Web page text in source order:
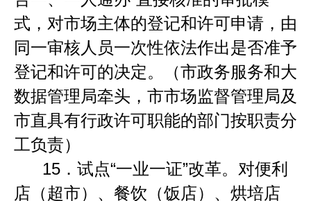
式，对市场主体的登记和许可申请，由
同一审核人员一次性依法作出是否准予
登记和许可的决定。（市政务服务和大
数据管理局牵头，市市场监督管理局及
市直具有行政许可职能的部门按职责分
工负责）
15． 试点“一业一证”改革。对便利
店（超市）、餐饮（饭店）、烘培店